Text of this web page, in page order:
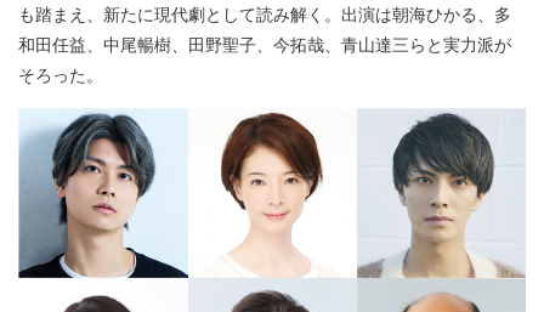
も踏まえ、新たに現代劇として読み解く。出演は朝海ひかる、多
和田任益、中尾暢樹、田野聖子、今拓哉、青山達三らと実力派が
そろった。